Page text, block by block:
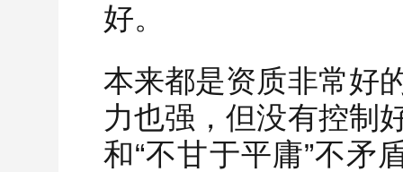
好。
本来都是资质非常好
力也强，但没有控制
和“不甘于平庸”不矛